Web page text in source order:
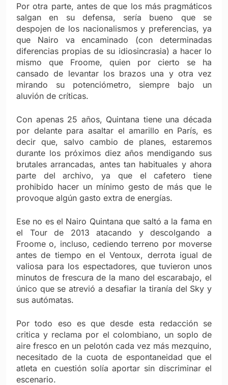
Por otra parte, antes de que los más pragmáticos
salgan en su defensa, sería bueno que se
despojen de los nacionalismos y preferencias, ya
que Nairo va encaminado (con determinadas
diferencias propias de su idiosincrasia) a hacer lo
mismo que Froome, quien por cierto se ha
cansado de levantar los brazos una y otra vez
mirando su potenciómetro, siempre bajo un
aluvión de críticas.
Con apenas 25 años, Quintana tiene una década
por delante para asaltar el amarillo en París, es
decir que, salvo cambio de planes, estaremos
durante los próximos diez años mendigando sus
brutales arrancadas, antes tan habituales y ahora
parte del archivo, ya que el cafetero tiene
prohibido hacer un mínimo gesto de más que le
provoque algún gasto extra de energías.
Ese no es el Nairo Quintana que saltó a la fama en
el Tour de 2013 atacando y descolgando a
Froome o, incluso, cediendo terreno por moverse
antes de tiempo en el Ventoux, derrota igual de
valiosa para los espectadores, que tuvieron unos
minutos de frescura de la mano del escarabajo, el
único que se atrevió a desafiar la tiranía del Sky y
sus autómatas.
Por todo eso es que desde esta redacción se
critica y reclama por el colombiano, un soplo de
aire fresco en un pelotón cada vez más mezquino,
necesitado de la cuota de espontaneidad que el
atleta en cuestión solía aportar sin discriminar el
escenario.